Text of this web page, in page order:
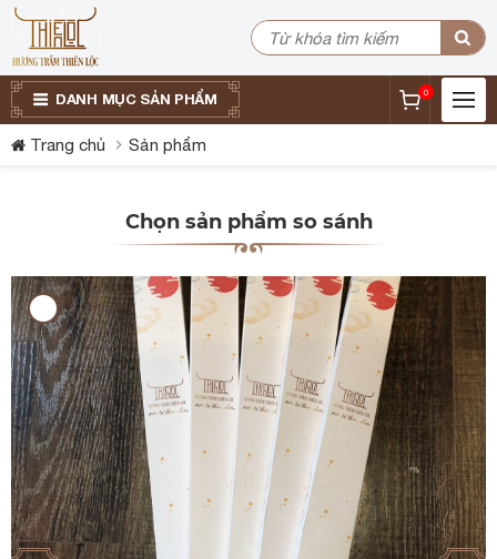
DANH MỤC SẢN PHẨM 0
Trang chủ Sản phẩm
Chọn sản phẩm so sánh